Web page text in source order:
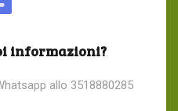
informazioni?
allo 3518880285